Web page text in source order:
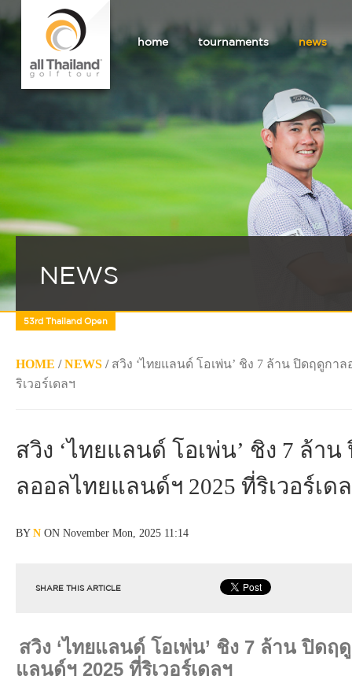
home tournaments news
NEWS
53rd Thailand Open
HOME /NEWS / สวิง ‘ไทยแลนด์ โอเพ่น’ ชิง 7 ล้าน ปิดฤดูกา
ริเวอร์เดลฯ
สวิง ‘ไทยแลนด์ โอเพ่น’ ชิง 7 ล้า
ลออลไทยแลนด์ฯ 2025 ที่ริเวอร์เด
BYN ON November Mon, 2025 11:14
SHARE THIS ARTICLE
สวิง ‘ไทยแลนด์ โอเพ่น’ ชิง 7 ล้าน ปิดฤ
แลนด์ฯ 2025 ที่ริเวอร์เดลฯ